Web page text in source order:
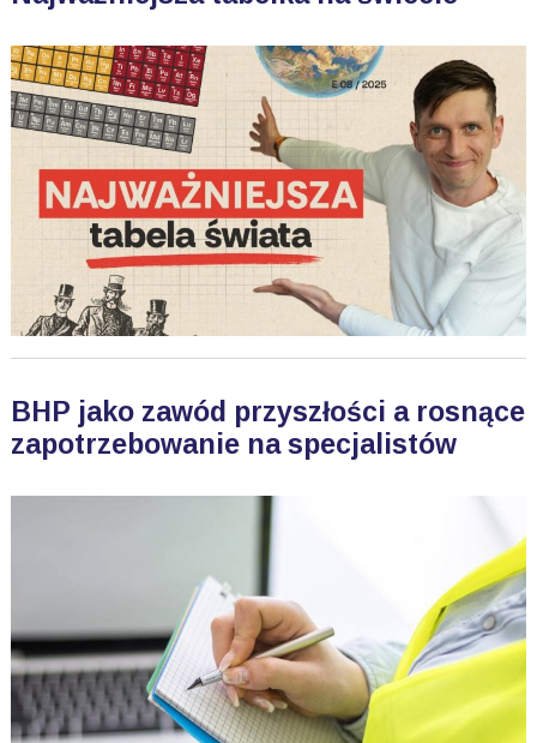
BHP jako zawód przyszłości a rosnące
zapotrzebowanie na specjalistów